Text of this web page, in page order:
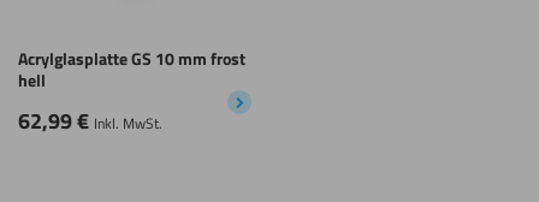
Acrylglasplatte GS 10 mm frost
hell
62,99€ Inkl. MwSt.